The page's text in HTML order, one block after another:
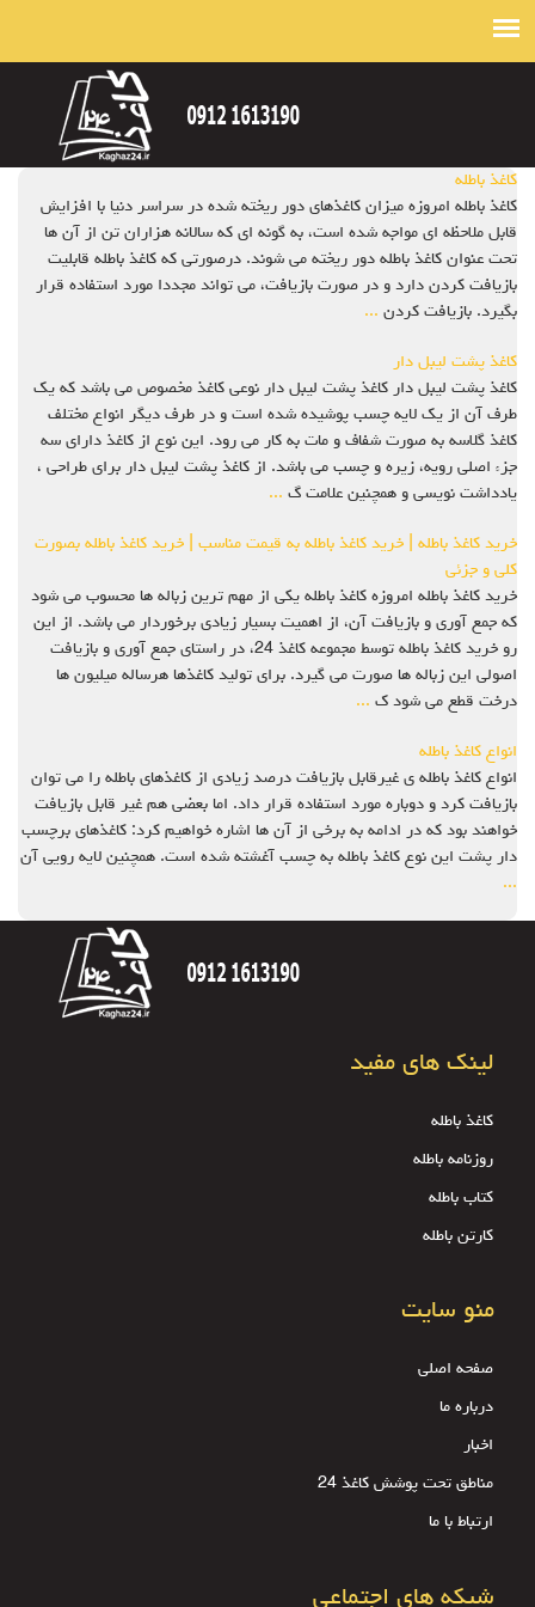
کاغذ باطله
کاغذ باطله امروزه میزان کاغذهای دور ریخته شده در سراسر دنیا با افزایش
قابل ملاحظه ای مواجه شده است، به گونه ای که سالانه هزاران تن از آن ها
تحت عنوان کاغذ باطله دور ریخته می شوند. درصورتی که کاغذ باطله قابلیت
بازیافت کردن دارد و در صورت بازیافت، می تواند مجددا مورد استفاده قرار
بگیرد. بازیافت کردن ...
کاغذ پشت لیبل دار
کاغذ پشت لیبل دار کاغذ پشت لیبل دار نوعی کاغذ مخصوص می باشد که یک
طرف آن از یک لایه چسب پوشیده شده است و در طرف دیگر انواع مختلف
کاغذ گلاسه به صورت شفاف و مات به کار می رود. این نوع از کاغذ دارای سه
جزء اصلی رویه، زیره و چسب می باشد. از کاغذ پشت لیبل دار برای طراحی ،
یادداشت نویسی و همچنین علامت گ ...
خرید کاغذ باطله | خرید کاغذ باطله به قیمت مناسب | خرید کاغذ باطله بصورت
کلی و جزئی
خرید کاغذ باطله امروزه کاغذ باطله یکی از مهم ترین زباله ها محسوب می شود
که جمع آوری و بازیافت آن، از اهمیت بسیار زیادی برخوردار می باشد. از این
رو خرید کاغذ باطله توسط مجموعه کاغذ 24، در راستای جمع آوری و بازیافت
اصولی این زباله ها صورت می گیرد. برای تولید کاغذها هرساله میلیون ها
درخت قطع می شود ک ...
انواع کاغذ باطله
انواع کاغذ باطله ی غیرقابل بازیافت درصد زیادی از کاغذهای باطله را می توان
بازیافت کرد و دوباره مورد استفاده قرار داد. اما بعضی هم غیر قابل بازیافت
خواهند بود که در ادامه به برخی از آن ها اشاره خواهیم کرد: کاغذهای برچسب
دار پشت این نوع کاغذ باطله به چسب آغشته شده است. همچنین لایه رویی آن
...
لینک های مفید
کاغذ باطله
روزنامه باطله
کتاب باطله
کارتن باطله
منو سایت
صفحه اصلی
درباره ما
اخبار
مناطق تحت پوشش کاغذ 24
ارتباط با ما
شبکه های اجتماعی